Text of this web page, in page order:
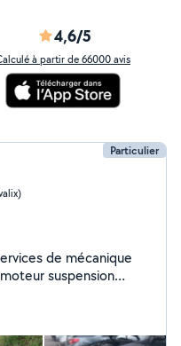
4,6/5
à partir de 66000 avis
Particulier
suspension